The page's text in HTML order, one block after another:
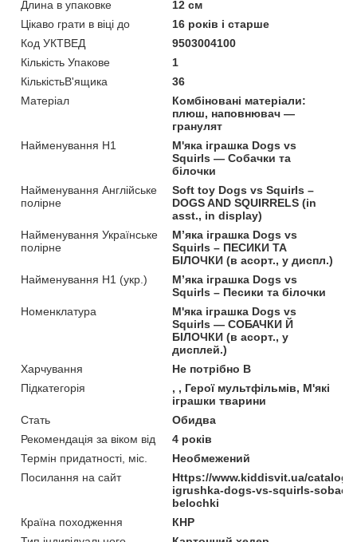
Длина в упаковке
12 см
Цікаво грати в віці до
16 років і старше
Код УКТВЕД
9503004100
Кількість Упакове
1
КількістьВ'ящика
36
Матеріал
Комбіновані матеріали:
плюш, наповнювач —
гранулят
Найменування Н1
М'яка іграшка Dogs vs
Squirls — Собачки та
білочки
Найменування Англійське
полірне
Soft toy Dogs vs Squirls –
DOGS AND SQUIRRELS (in
asst., in display)
Найменування Українське
полірне
М’яка іграшка Dogs vs
Squirls – ПЕСИКИ ТА
БІЛОЧКИ (в асорт., у диспл.)
Найменування Н1 (укр.)
М’яка іграшка Dogs vs
Squirls – Песики та білочки
Номенклатура
М'яка іграшка Dogs vs
Squirls — СОБАЧКИ Й
БІЛОЧКИ (в асорт., у
дисплей.)
Харчування
Не потрібно В
Підкатегорія
, , Герої мультфільмів, М'які
іграшки тварини
Стать
Обидва
Рекомендація за віком від
4 років
Термін придатності, міс.
Необмежений
Посилання на сайт
Https://www.kiddisvit.ua/catalog/
igrushka-dogs-vs-squirls-
belochki
Країна походження
КНР